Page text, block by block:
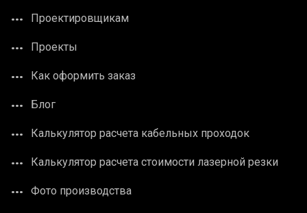
Проектировщикам
Проекты
Как оформить заказ
Блог
Калькулятор расчета кабельных проходок
Калькулятор расчета стоимости лазерной резки
Фото производства